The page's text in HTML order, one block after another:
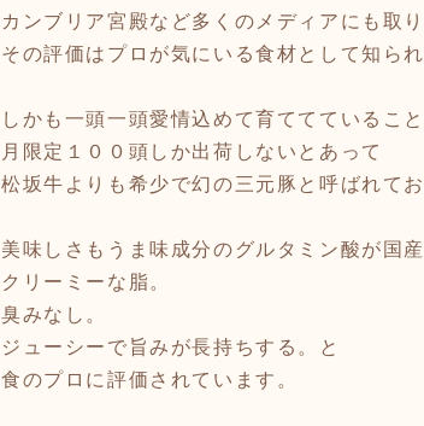
カンブリア宮殿など多くのメディアにも取
その評価はプロが気にいる食材として知られ
しかも一頭一頭愛情込めて育ててているこ
月限定１００頭しか出荷しないとあって
松坂牛よりも希少で幻の三元豚と呼ばれてお
美味しさもうま味成分のグルタミン酸が国
クリーミーな脂。
臭みなし。
ジューシーで旨みが長持ちする。と
食のプロに評価されています。